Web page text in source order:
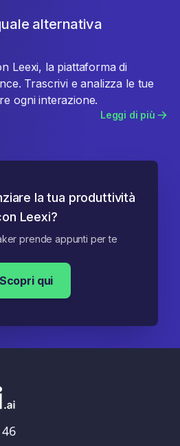
alternativa
Leexi, la piattaforma di
Trascrivi e analizza le tue
ogni interazione.
Leggi di più
la tua produttività
Leexi?
prende appunti per te
Scopri qui